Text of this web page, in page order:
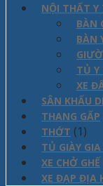
NỘI THẤT Y
BÀN
BÀN
TỦ Y
XE
SÂN KHẤU
THANG GẤP
THỚT (1)
TỦ GIÀY
XE CHỞ GHẾ
XE ĐẠP ĐỊA